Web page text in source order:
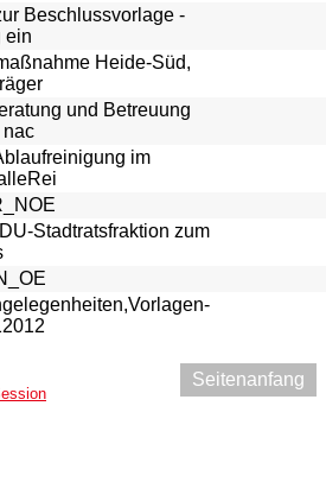
Beschlussvorlage -
ein
Heide-Süd,
und Betreuung
nac
im
Stadtratsfraktion zum
Seitenanfang